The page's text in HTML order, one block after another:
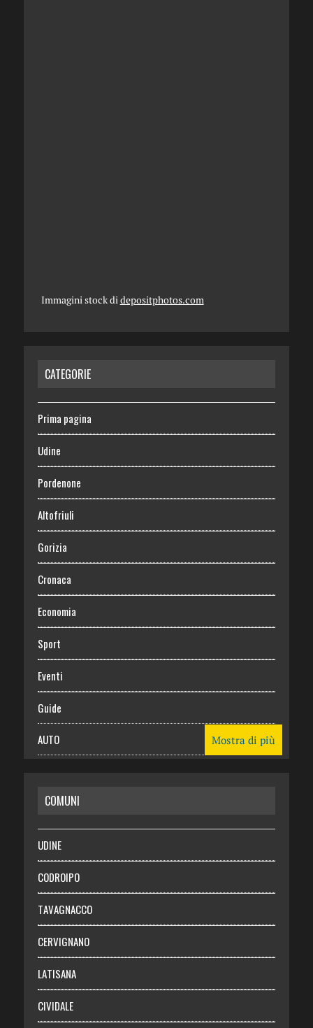
Immagini stock didepositphotos.com
CATEGORIE
Prima pagina
Udine
Pordenone
Altofriuli
Gorizia
Cronaca
Economia
Sport
Eventi
Guide
AUTO
RISPARMIO
SALUTE
Necrologie
Chi siamo
Abbonati
Login
Mostra di più
COMUNI
UDINE
CODROIPO
TAVAGNACCO
CERVIGNANO
LATISANA
CIVIDALE